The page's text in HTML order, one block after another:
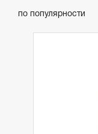
по популярности